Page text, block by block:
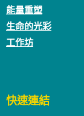
能量重塑
生命的光彩
工作坊
快速連結